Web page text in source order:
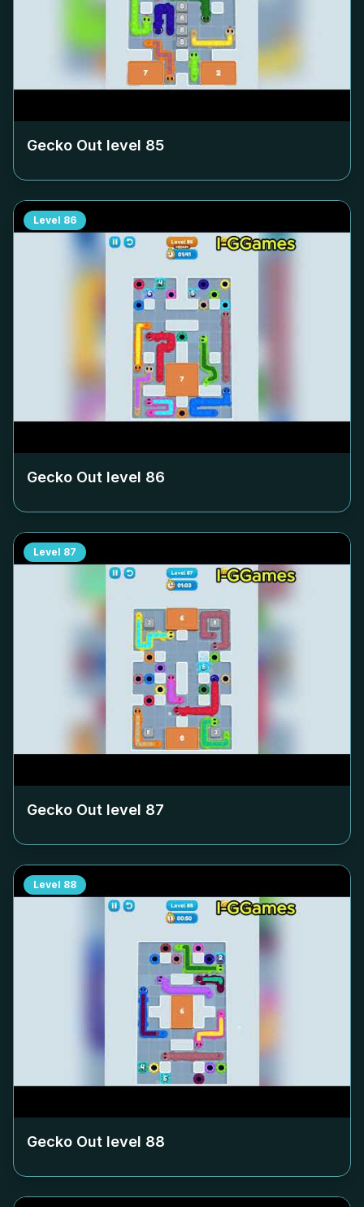
Gecko Out level 85
Level 86
Gecko Out level 86
Level 87
Gecko Out level 87
Level 88
Gecko Out level 88